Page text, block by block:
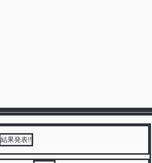
結果発表!!